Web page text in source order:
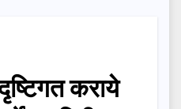
कराये